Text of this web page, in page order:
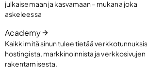
julkaisemaan ja kasvamaan – mukana joka
askeleessa
Academy
Kaikki mitä sinun tulee tietää
hostingista, markkinoinnista ja verkkosivujen
rakentamisesta.